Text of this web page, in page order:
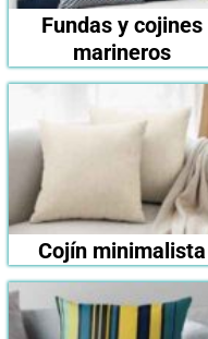
Fundas y cojines
marineros
Cojín minimalista